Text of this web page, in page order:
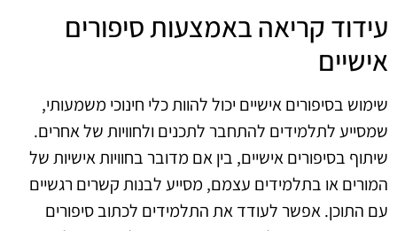
עידוד קריאה באמצעות סיפורים
אישיים
שימוש בסיפורים אישיים יכול להוות כלי חינוכי משמעותי,
שמסייע לתלמידים להתחבר לתכנים ולחוויות של אחרים.
שיתוף בסיפורים אישיים, בין אם מדובר בחוויות אישיות של
המורים או בתלמידים עצמם, מסייע לבנות קשרים רגשיים
עם התוכן. אפשר לעודד את התלמידים לכתוב סיפורים